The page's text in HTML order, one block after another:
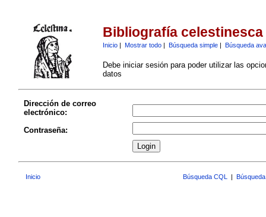
Bibliografía celestinesca
Inicio| Mostrar todo| Búsqueda simple| Búsqueda
Debe iniciar sesión para poder utilizar las
datos
Dirección de correo
electrónico:
Contraseña:
Inicio Búsqueda CQL |